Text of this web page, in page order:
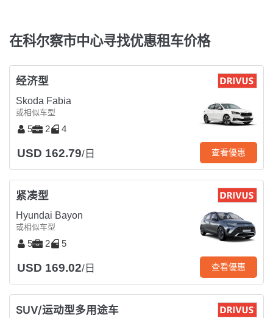
在科尔察市中心寻找优惠租车价格
经济型
Skoda Fabia
或相似车型
5 2 4
USD 162.79/日 查看優惠
紧凑型
Hyundai Bayon
或相似车型
5 2 5
USD 169.02/日 查看優惠
SUV/运动型多用途车